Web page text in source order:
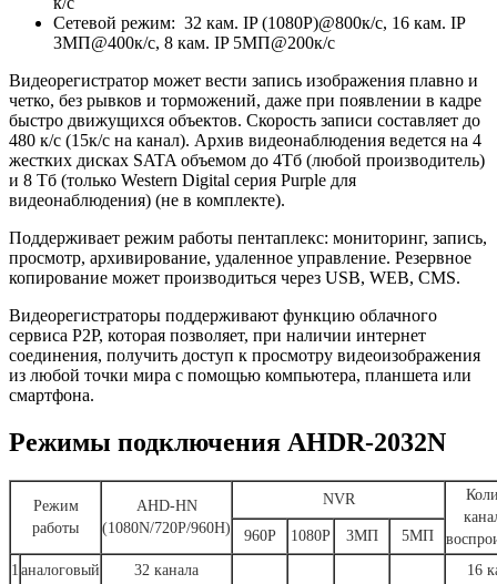
Сетевой режим: 32 кам. IP (1080P)@800к/с, 16 кам. IP
3МП@400к/с, 8 кам. IP 5МП@200к/с
Видеорегистратор может вести запись изображения плавно и
четко, без рывков и торможений, даже при появлении в кадре
быстро движущихся объектов. Скорость записи составляет до
480 к/с (15к/с на канал). Архив видеонаблюдения ведется на 4
жестких дисках SATA объемом до 4Тб (любой производитель)
и 8 Тб (только Western Digital серия Purple для
видеонаблюдения) (не в комплекте).
Поддерживает режим работы пентаплекс: мониторинг, запись,
просмотр, архивирование, удаленное управление. Резервное
копирование может производиться через USB, WEB, CMS.
Видеорегистраторы поддерживают функцию облачного
сервиса P2P, которая позволяет, при наличии интернет
соединения, получить доступ к просмотру видеоизображения
из любой точки мира с помощью компьютера, планшета или
смартфона.
Режимы подключения AHDR-2032N
Режим
работы
AHD-HN
(1080N/720P/960H)
NVR
960P 1080P 3МП 5МП
1 аналоговый 32 канала
16